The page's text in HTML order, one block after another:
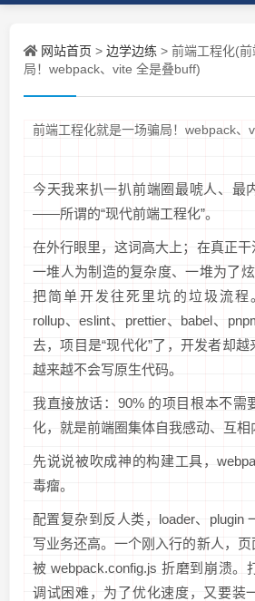
网站首页 > 边学边练 > 前端工程化(
局！webpack、vite 全是叠buff)
前端工程化就是一场骗局！webpack、
今天我来扒一扒前端圈最唬人、最
——所谓的“现代前端工程化”。
在外行眼里，这词高大上；在真正
一堆人为制造的复杂度、一堆为了
把简单开发往死里坑的垃圾流程
rollup、eslint、prettier、babel、
去，项目是“现代化”了，开发者却越
越来越不会写原生代码。
我直接放话：90% 的项目根本不需
化，就是前端圈集体自我感动、互相
先说说被吹成神的构建工具，
毒瘤。
配置复杂到反人类，loader、plugin
写业务还高。一个刚入行的新人，
被 webpack.config.js 折磨到崩溃。
调试困难，为了优化速度，又要装